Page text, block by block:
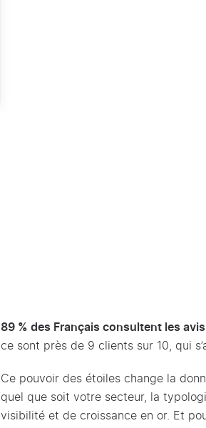
89 % des Français consultent les
ce sont près de 9 clients sur 10, qui
Ce pouvoir des étoiles change la
quel que soit votre secteur, la
visibilité et de croissance en or. Et